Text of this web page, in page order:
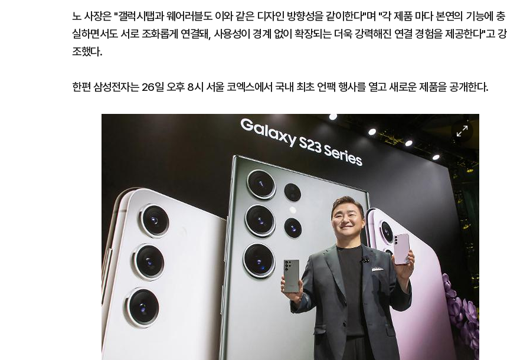
노 사장은 "갤럭시탭과 웨어러블도 이와 같은 디자인 방향성을 같이한다"며 "각 제품 마다 본연의 기능에 충
실하면서도 서로 조화롭게 연결돼, 사용성이 경계 없이 확장되는 더욱 강력해진 연결 경험을 제공한다"고 강
조했다.
한편 삼성전자는 26일 오후 8시 서울 코엑스에서 국내 최초 언팩 행사를 열고 새로운 제품을 공개한다.
미
지
확
대